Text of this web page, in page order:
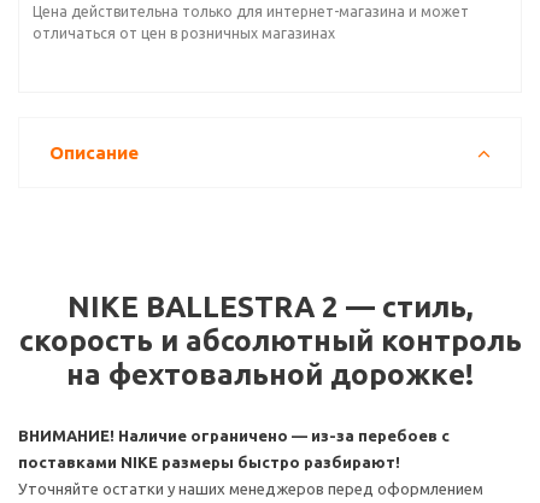
Цена действительна только для интернет-магазина и может
отличаться от цен в розничных магазинах
Описание
NIKE BALLESTRA 2 — стиль,
скорость и абсолютный контроль
на фехтовальной дорожке!
ВНИМАНИЕ! Наличие ограничено — из-за перебоев с
поставками NIKE размеры быстро разбирают!
Уточняйте остатки у наших менеджеров перед оформлением